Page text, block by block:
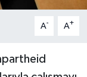
A- A+